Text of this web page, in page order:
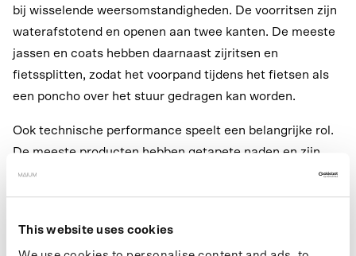
This website uses cookies
bij wisselende weersomstandigheden. De voorritsen zijn
waterafstotend en openen aan twee kanten. De meeste
jassen en coats hebben daarnaast zijritsen en
fietssplitten, zodat het voorpand tijdens het fietsen als
een poncho over het stuur gedragen kan worden.
Ook technische performance speelt een belangrijke rol.
De meeste producten hebben getapete naden en zijn
volledig waterdicht met een waterkolom van 10.000 mm.
Ook is er aandacht voor ademend vermogen, al verschilt
ventilatieopeningen onder de armen, omdat de coating